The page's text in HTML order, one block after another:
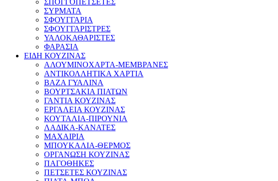
ΣΥΡΜΑΤΑ
ΣΦΟΥΓΓΑΡΙΑ
ΣΦΟΥΓΓΑΡΙΣΤΡΕΣ
ΥΑΛΟΚΑΘΑΡΙΣΤΕΣ
ΦΑΡΑΣΙΑ
ΕΙΔΗ ΚΟΥΖΙΝΑΣ
ΑΛΟΥΜΙΝΟΧΑΡΤΑ-ΜΕΜΒΡΑΝΕΣ
ΑΝΤΙΚΟΛΛΗΤΙΚΑ ΧΑΡΤΙΑ
ΒΑΖΑ ΓΥΑΛΙΝΑ
ΒΟΥΡΤΣΑΚΙΑ ΠΙΑΤΩΝ
ΓΑΝΤΙΑ ΚΟΥΖΙΝΑΣ
ΕΡΓΑΛΕΙΑ ΚΟΥΖΙΝΑΣ
ΚΟΥΤΑΛΙΑ-ΠΙΡΟΥΝΙΑ
ΛΑΔΙΚΑ-ΚΑΝΑΤΕΣ
ΜΑΧΑΙΡΙΑ
ΜΠΟΥΚΑΛΙΑ-ΘΕΡΜΟΣ
ΟΡΓΑΝΩΣΗ ΚΟΥΖΙΝΑΣ
ΠΑΓΟΘΗΚΕΣ
ΠΕΤΣΕΤΕΣ ΚΟΥΖΙΝΑΣ